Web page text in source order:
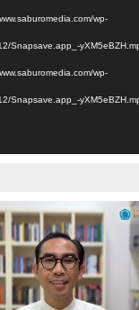
wp-
Snapsave.app_-
wp-
Snapsave.app_-